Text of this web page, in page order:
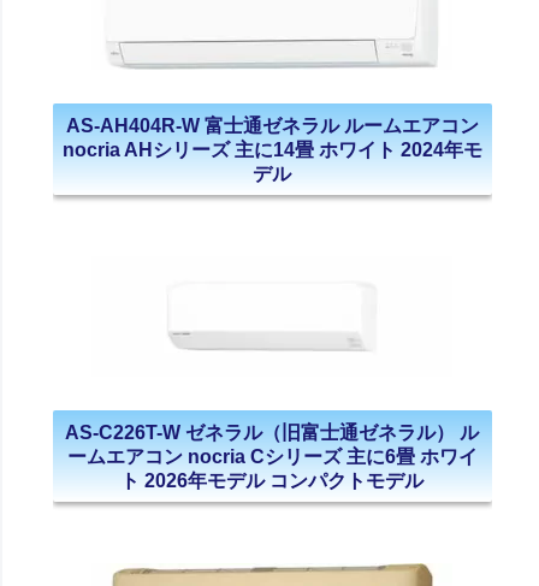
AS-AH404R-W 富士通ゼネラル ルームエアコン
nocria AHシリーズ 主に14畳 ホワイト 2024年モ
デル
AS-C226T-W ゼネラル（旧富士通ゼネラル） ル
ームエアコン nocria Cシリーズ 主に6畳 ホワイ
ト 2026年モデル コンパクトモデル